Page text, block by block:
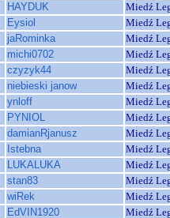
HAYDUK
Miedź
Eysiol
Miedź
jaRominka
Miedź
michi0702
Miedź
czyzyk44
Miedź
niebieski janow
Miedź
ynloff
Miedź
PYNIOL
Miedź
damianRjanusz
Miedź
Istebna
Miedź
LUKALUKA
Miedź
stan83
Miedź
wiRek
Miedź
EdVIN1920
Miedź